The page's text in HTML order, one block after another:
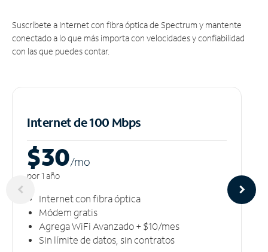
Suscríbete a Internet con fibra óptica de Spectrum y mantente
conectado a lo que más importa con velocidades y confiabilidad
con las que puedes contar.
Internet de 100 Mbps
$30/mo
por 1 año
Internet con fibra óptica
Módem gratis
Agrega WiFi Avanzado + $10/mes
Sin límite de datos, sin contratos